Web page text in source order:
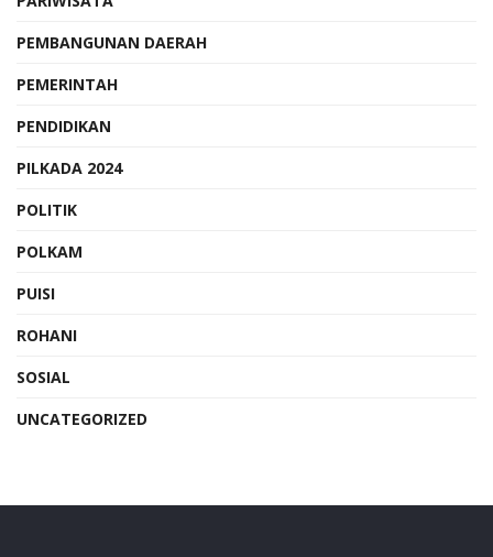
PEMBANGUNAN DAERAH
PEMERINTAH
PENDIDIKAN
PILKADA 2024
POLITIK
POLKAM
PUISI
ROHANI
SOSIAL
UNCATEGORIZED